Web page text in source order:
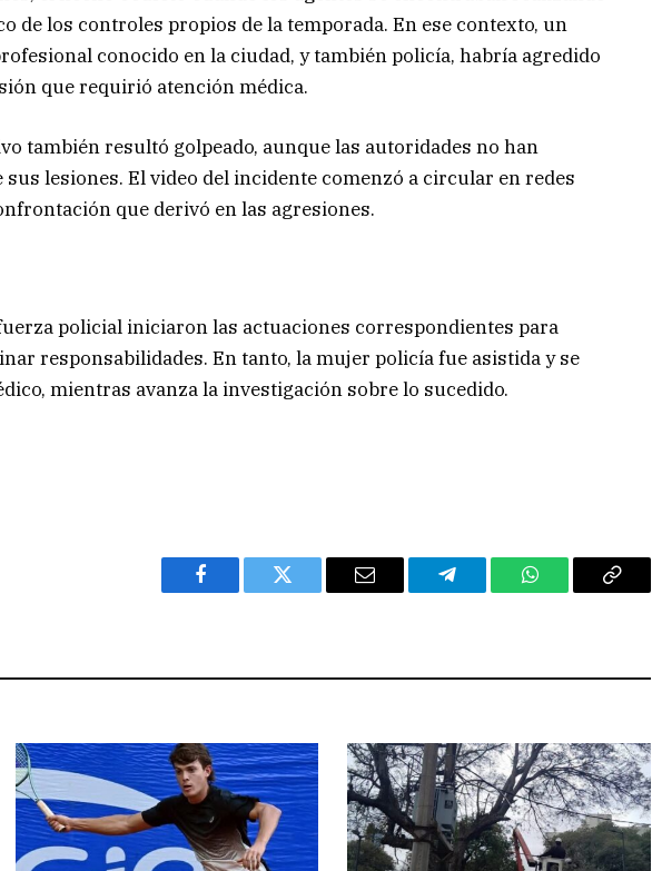
de los controles propios de la temporada. En ese contexto, un
conocido en la ciudad, y también policía, habría agredido
que requirió atención médica.
también resultó golpeado, aunque las autoridades no han
lesiones. El video del incidente comenzó a circular en redes
que derivó en las agresiones.
policial iniciaron las actuaciones correspondientes para
responsabilidades. En tanto, la mujer policía fue asistida y se
mientras avanza la investigación sobre lo sucedido.
Facebook Twitter Email Telegram WhatsAppCopy